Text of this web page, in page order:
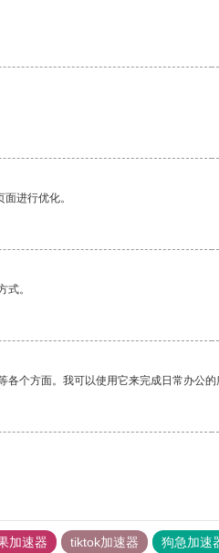
进行优化。
式。
个方面。我可以使用它来完成日常办公的
加速器 tiktok加速器 狗急加速